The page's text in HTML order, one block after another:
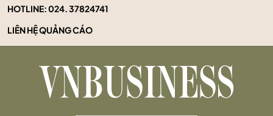
HOTLINE:024. 37824741
LIÊN HỆ QUẢNG CÁO